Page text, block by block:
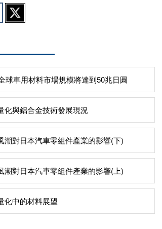
球車用材料市場規模將達到50兆日圓
化與鋁合金技術發展現況
潮對日本汽車零組件產業的影響(下)
潮對日本汽車零組件產業的影響(上)
化中的材料展望